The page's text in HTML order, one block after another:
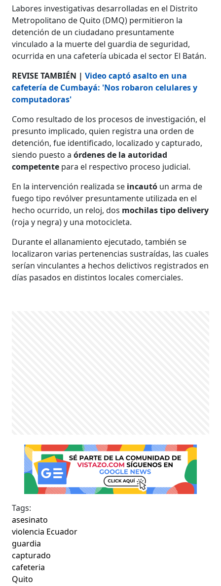
Labores investigativas desarrolladas en el Distrito
Metropolitano de Quito (DMQ) permitieron la
detención de un ciudadano presuntamente
vinculado a la muerte del guardia de seguridad,
ocurrida en una cafetería ubicada el sector El Batán.
REVISE TAMBIÉN |Video captó asalto en una
cafetería de Cumbayá: 'Nos robaron celulares y
computadoras'
Como resultado de los procesos de investigación, el
presunto implicado, quien registra una orden de
detención, fue identificado, localizado y capturado,
siendo puesto aórdenes de la autoridad
competente para el respectivo proceso judicial.
En la intervención realizada se incautó un arma de
fuego tipo revólver presuntamente utilizada en el
hecho ocurrido, un reloj, dos mochilas tipo delivery
(roja y negra) y una motocicleta.
Durante el allanamiento ejecutado, también se
localizaron varias pertenencias sustraídas, las cuales
serían vinculantes a hechos delictivos registrados en
días pasados en distintos locales comerciales.
Tags:
asesinato
violencia Ecuador
guardia
capturado
cafeteria
Quito